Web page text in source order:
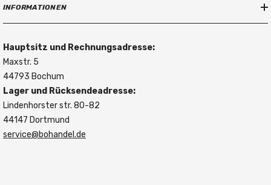
INFORMATIONEN
Hauptsitz und Rechnungsadresse:
Maxstr. 5
44793 Bochum
Lager und Rücksendeadresse:
Lindenhorster str. 80-82
44147 Dortmund
service@bohandel.de